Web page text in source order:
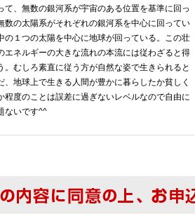
て、無数の銀河系が宇宙のある位置を基準に回っ
数の太陽系がそれぞれの銀河系を中心に回ってい
の１つの太陽を中心に地球が回っている。この壮
エネルギーの大きな流れの本流には従わざると得
。むしろ素直に従う方が自然な姿で生きられると
、地球上で生きる人間が豊かに暮らしたか貧しく
程度のことは誤差に過ぎないレベルなので自由に
ないです^^